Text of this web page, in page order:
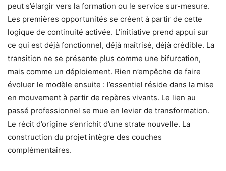
peut s’élargir vers la formation ou le service sur-mesure.
Les premières opportunités se créent à partir de cette
logique de continuité activée. L’initiative prend appui sur
ce qui est déjà fonctionnel, déjà maîtrisé, déjà crédible. La
transition ne se présente plus comme une bifurcation,
mais comme un déploiement. Rien n’empêche de faire
évoluer le modèle ensuite : l’essentiel réside dans la mise
en mouvement à partir de repères vivants. Le lien au
passé professionnel se mue en levier de transformation.
Le récit d’origine s’enrichit d’une strate nouvelle. La
construction du projet intègre des couches
complémentaires.